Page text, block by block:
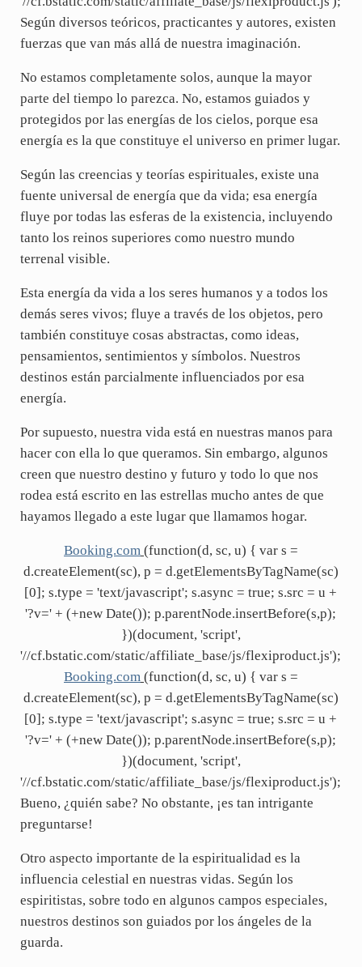
Según diversos teóricos, practicantes y autores, existen
fuerzas que van más allá de nuestra imaginación.
No estamos completamente solos, aunque la mayor
parte del tiempo lo parezca. No, estamos guiados y
protegidos por las energías de los cielos, porque esa
energía es la que constituye el universo en primer lugar.
Según las creencias y teorías espirituales, existe una
fuente universal de energía que da vida; esa energía
fluye por todas las esferas de la existencia, incluyendo
tanto los reinos superiores como nuestro mundo
terrenal visible.
Esta energía da vida a los seres humanos y a todos los
demás seres vivos; fluye a través de los objetos, pero
también constituye cosas abstractas, como ideas,
pensamientos, sentimientos y símbolos. Nuestros
destinos están parcialmente influenciados por esa
energía.
Por supuesto, nuestra vida está en nuestras manos para
hacer con ella lo que queramos. Sin embargo, algunos
creen que nuestro destino y futuro y todo lo que nos
rodea está escrito en las estrellas mucho antes de que
hayamos llegado a este lugar que llamamos hogar.
Booking.com (function(d, sc, u) { var s =
d.createElement(sc), p = d.getElementsByTagName(sc)
[0]; s.type = 'text/javascript'; s.async = true; s.src = u +
'?v=' + (+new Date()); p.parentNode.insertBefore(s,p);
})(document, 'script',
'//cf.bstatic.com/static/affiliate_base/js/flexiproduct.js');
Booking.com (function(d, sc, u) { var s =
d.createElement(sc), p = d.getElementsByTagName(sc)
[0]; s.type = 'text/javascript'; s.async = true; s.src = u +
'?v=' + (+new Date()); p.parentNode.insertBefore(s,p);
})(document, 'script',
'//cf.bstatic.com/static/affiliate_base/js/flexiproduct.js');
Bueno, ¿quién sabe? No obstante, ¡es tan intrigante
preguntarse!
Otro aspecto importante de la espiritualidad es la
influencia celestial en nuestras vidas. Según los
espiritistas, sobre todo en algunos campos especiales,
nuestros destinos son guiados por los ángeles de la
guarda.